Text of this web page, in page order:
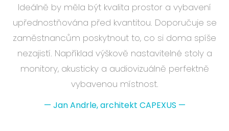
Ideálně by měla být kvalita prostor a vybavení
upřednostňována před kvantitou. Doporučuje se
zaměstnancům poskytnout to, co si doma spíše
nezajistí. Například výškově nastavitelné stoly a
monitory, akusticky a audiovizuálně perfektně
vybavenou místnost.
— Jan Andrle, architekt CAPEXUS —